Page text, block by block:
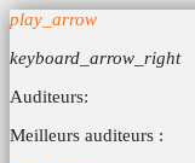
play_arrow
keyboard_arrow_right
Auditeurs:
Meilleurs auditeurs :